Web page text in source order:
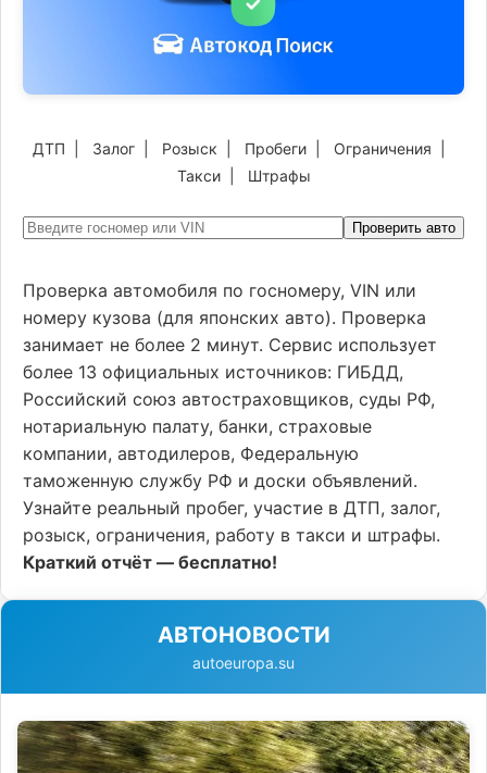
ДТП Залог Розыск Пробеги Ограничения
Такси| Штрафы
Проверить авто
Проверка автомобиля по госномеру, VIN или
номеру кузова (для японских авто). Проверка
занимает не более 2 минут. Сервис использует
более 13 официальных источников: ГИБДД,
Российский союз автостраховщиков, суды РФ,
нотариальную палату, банки, страховые
компании, автодилеров, Федеральную
таможенную службу РФ и доски объявлений.
Узнайте реальный пробег, участие в ДТП, залог,
розыск, ограничения, работу в такси и штрафы.
Краткий отчёт — бесплатно!
АВТОНОВОСТИ
autoeuropa.su